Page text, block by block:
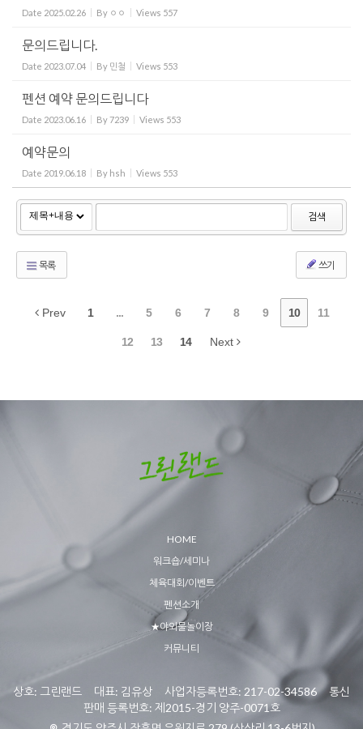
Date 2025.02.26 By ㅇㅇ Views 557
문의드립니다.
Date 2023.07.04 By 민철 Views 553
펜션 예약 문의드립니다
Date 2023.06.16 By7239 Views 553
예약문의
Date 2019.06.18 By hsh Views 553
검색
목록 쓰기
Prev 1 ... 5 6 7 8 9 10 11
12 13 14 Next
HOME
워크숍/세미나
체육대회/이벤트
펜션소개
★야외물놀이장
커뮤니티
상호: 그린랜드 대표: 김유상 사업자등록번호: 217-02-34586 통신
판매 등록번호: 제2015-경기 양주-0071호